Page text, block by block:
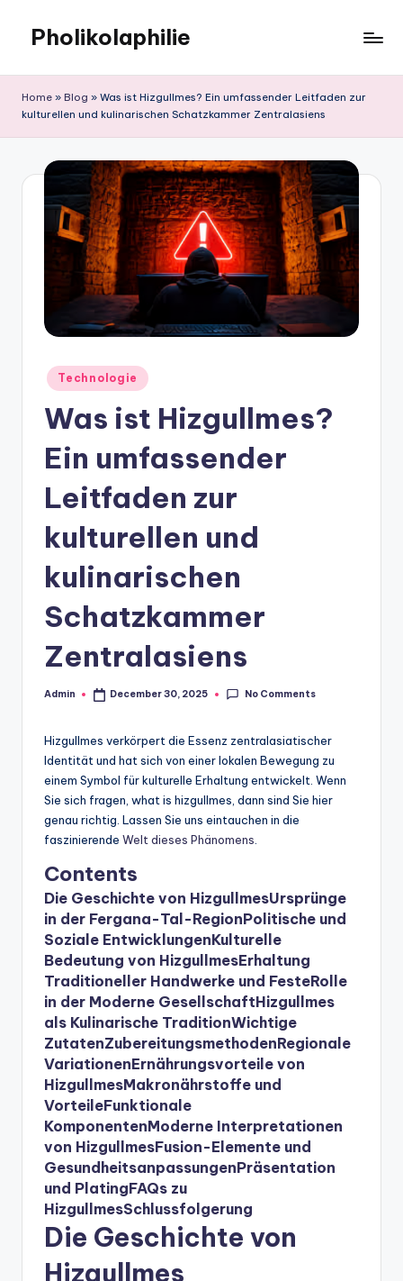
content
Pholikolaphilie
Home » Blog » Was ist Hizgullmes? Ein umfassender Leitfaden zur
kulturellen und kulinarischen Schatzkammer Zentralasiens
Posted
in
Technologie
Was ist Hizgullmes?
Ein umfassender
Leitfaden zur
kulturellen und
kulinarischen
Schatzkammer
Zentralasiens
Posted
Admin December 30, 2025 No Comments
Hizgullmes verkörpert die Essenz zentralasiatischer
Identität und hat sich von einer lokalen Bewegung zu
einem Symbol für kulturelle Erhaltung entwickelt. Wenn
Sie sich fragen, what is hizgullmes, dann sind Sie hier
genau richtig. Lassen Sie uns eintauchen in die
faszinierende Welt dieses Phänomens
Contents
Die Geschichte von HizgullmesUrsprünge
in der Fergana-Tal-RegionPolitische und
Soziale EntwicklungenKulturelle
Bedeutung von HizgullmesErhaltung
Traditioneller Handwerke und FesteRolle
in der Moderne GesellschaftHizgullmes
als Kulinarische TraditionWichtige
ZutatenZubereitungsmethodenRegionale
VariationenErnährungsvorteile von
HizgullmesMakronährstoffe und
VorteileFunktionale
KomponentenModerne Interpretationen
von HizgullmesFusion-Elemente und
GesundheitsanpassungenPräsentation
und PlatingFAQs zu
HizgullmesSchlussfolgerung
Die Geschichte von
Hizgullmes